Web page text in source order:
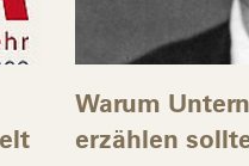
Warum
erzählen